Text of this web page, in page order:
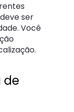
de
ser
Você